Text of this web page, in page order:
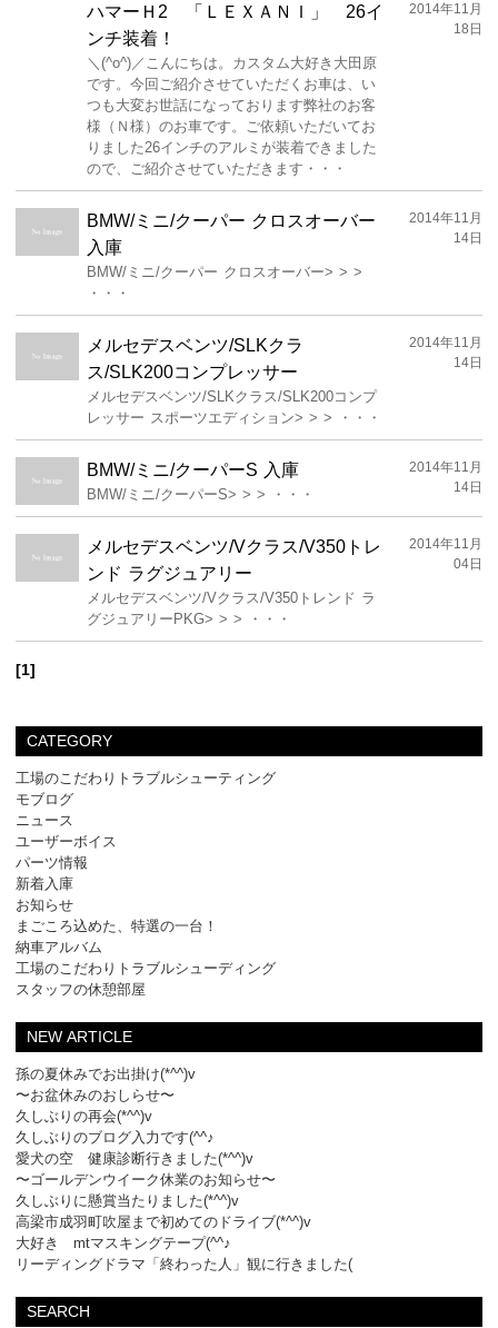
ハマーＨ2 「ＬＥＸＡＮＩ」 26イ
ンチ装着！
＼(^o^)／こんにちは。カスタム大好き大田原
です。今回ご紹介させていただくお車は、い
つも大変お世話になっております弊社のお客
様（Ｎ様）のお車です。ご依頼いただいてお
りました26インチのアルミが装着できました
ので、ご紹介させていただきます・・・
2014年11月
18日
BMW/ミニ/クーパー クロスオーバー
入庫
BMW/ミニ/クーパー クロスオーバー> > >
・・・
2014年11月
14日
メルセデスベンツ/SLKクラ
ス/SLK200コンプレッサー
メルセデスベンツ/SLKクラス/SLK200コンプ
レッサー スポーツエディション> > > ・・・
2014年11月
14日
BMW/ミニ/クーパーS 入庫
BMW/ミニ/クーパーS> > > ・・・
2014年11月
14日
メルセデスベンツ/Vクラス/V350トレ
ンド ラグジュアリー
メルセデスベンツ/Vクラス/V350トレンド ラ
グジュアリーPKG> > > ・・・
2014年11月
04日
[1]
CATEGORY
工場のこだわりトラブルシューティング
モブログ
ニュース
ユーザーボイス
パーツ情報
新着入庫
お知らせ
まごころ込めた、特選の一台！
納車アルバム
工場のこだわりトラブルシューディング
スタッフの休憩部屋
NEW ARTICLE
孫の夏休みでお出掛け(*^^)v
〜お盆休みのおしらせ〜
久しぶりの再会(*^^)v
久しぶりのブログ入力です(^^♪
愛犬の空 健康診断行きました(*^^)v
〜ゴールデンウイーク休業のお知らせ〜
久しぶりに懸賞当たりました(*^^)v
高梁市成羽町吹屋まで初めてのドライブ(*^^)v
大好き mtマスキングテープ(^^♪
リーディングドラマ「終わった人」観に行きました(
SEARCH